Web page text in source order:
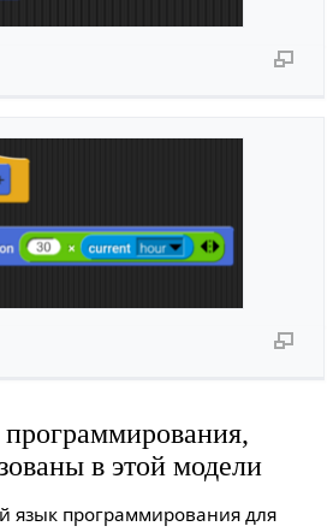
в этой модели
язык программирования для